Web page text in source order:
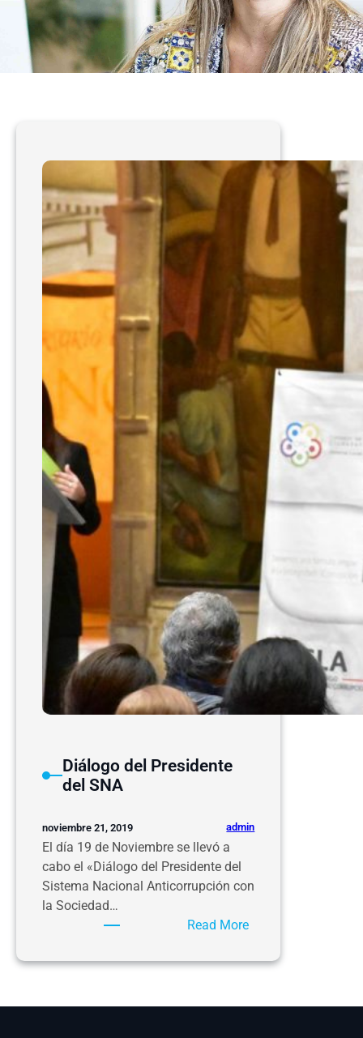
Diálogo del Presidente
del SNA
noviembre 21, 2019 admin
El día 19 de Noviembre se llevó a
cabo el «Diálogo del Presidente del
Sistema Nacional Anticorrupción con
la Sociedad…
Read More:
del